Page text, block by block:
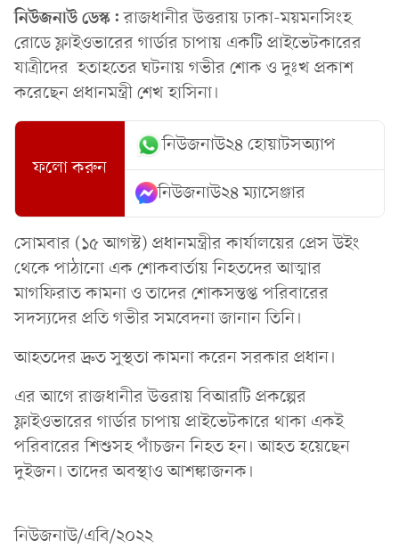
নিউজনাউ ডেস্ক:রাজধানীর উত্তরায় ঢাকা-ময়মনসিংহ
রোডে ফ্লাইওভারের গার্ডার চাপায় একটি প্রাইভেটকারের
যাত্রীদের হতাহতের ঘটনায় গভীর শোক ও দুঃখ প্রকাশ
করেছেন প্রধানমন্ত্রী শেখ হাসিনা।
ফলো করুন
নিউজনাউ২৪ হোয়াটসঅ্যাপ
নিউজনাউ২৪ ম্যাসেঞ্জার
সোমবার (১৫ আগস্ট) প্রধানমন্ত্রীর কার্যালয়ের প্রেস উইং
থেকে পাঠানো এক শোকবার্তায় নিহতদের আত্মার
মাগফিরাত কামনা ও তাদের শোকসন্তপ্ত পরিবারের
সদস্যদের প্রতি গভীর সমবেদনা জানান তিনি।
আহতদের দ্রুত সুস্থতা কামনা করেন সরকার প্রধান।
এর আগে রাজধানীর উত্তরায় বিআরটি প্রকল্পের
ফ্লাইওভারের গার্ডার চাপায় প্রাইভেটকারে থাকা একই
পরিবারের শিশুসহ পাঁচজন নিহত হন। আহত হয়েছেন
দুইজন। তাদের অবস্থাও আশঙ্কাজনক।
নিউজনাউ/এবি/২০২২